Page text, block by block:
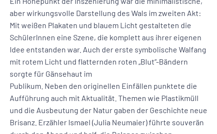
aber wirkungsvolle Darstellung des Wals im zweiten Akt:
Mit weißen Plakaten und blauem Licht gestalteten die
SchülerInnen eine Szene, die komplett aus ihrer eigenen
Idee entstanden war. Auch der erste symbolische Walfang
mit rotem Licht und flatternden roten „Blut“-Bändern
sorgte für Gänsehaut im
Publikum. Neben den originellen Einfällen punktete die
Aufführung auch mit Aktualität. Themen wie Plastikmüll
und die Ausbeutung der Natur gaben der Geschichte neue
Brisanz. Erzähler Ismael (Julia Neumaier) führte souverän